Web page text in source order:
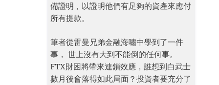
備證明，以證明他們有足夠的資產來應付
所有提款。
筆者從雷曼兄弟金融海嘯中學到了一件
事， 世上沒有大到不能倒的任何事。
FTX財困將帶來連鎖效應，誰想到白武士
數月後會落得如此局面？投資者要充分了